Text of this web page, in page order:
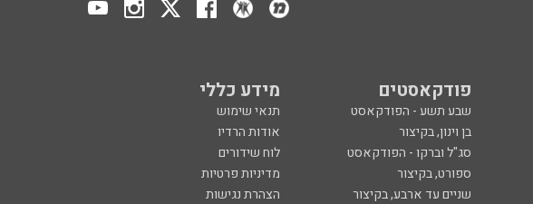
פודקאסטים מידע כללי
שבע תשע - הפודקאסט
תנאי שימוש
בן וינון, בקיצור
אודות הרדיו
סג"ל וברקו - הפודקאסט
לוח שידורים
ספורט, בקיצור
מדיניות פרטיות
שניים עד ארבע, בקיצור
הצהרת נגישות